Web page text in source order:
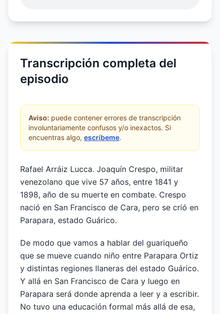
Transcripción completa del
episodio
Aviso: puede contener errores de transcripción
involuntariamente confusos y/o inexactos. Si
encuentras algo, escríbeme.
Rafael Arráiz Lucca. Joaquín Crespo, militar
venezolano que vive 57 años, entre 1841 y
1898, año de su muerte en combate. Crespo
nació en San Francisco de Cara, pero se crió en
Parapara, estado Guárico.
De modo que vamos a hablar del guariqueño
que se mueve cuando niño entre Parapara Ortiz
y distintas regiones llaneras del estado Guárico.
Y allá en San Francisco de Cara y luego en
Parapara será donde aprenda a leer y a escribir.
No tuvo una educación formal más allá de esa,